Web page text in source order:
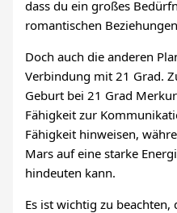
dass du ein großes
romantischen
Doch auch die anderen
Verbindung mit 21 Grad.
Geburt bei 21 Grad
Fähigkeit zur
Fähigkeit hinweisen,
Mars auf eine starke
hindeuten kann.
Es ist wichtig zu beachten,